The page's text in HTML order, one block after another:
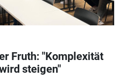
Fruth: "Komplexität
steigen"